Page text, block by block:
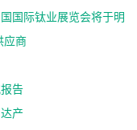
国际钛业展览会将于明
应商
告
产